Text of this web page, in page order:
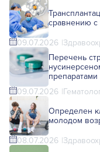
сравнению с
09.07.2026
Перечень
препаратами
09.07.2026
Определен
молодом
08.07.2026